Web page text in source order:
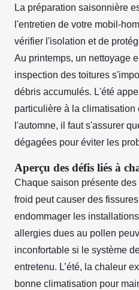
La préparation saisonnière
l'entretien de votre mobil-
vérifier l'isolation et de
Au printemps, un nettoyage
inspection des toitures
débris accumulés. L'été
particulière à la climatisation
l'automne, il faut s'assurer
dégagées pour éviter les
Aperçu des défis liés à
Chaque saison présente
froid peut causer des
endommager les
allergies dues au pollen
inconfortable si le système
entretenu. L’été, la chaleur
bonne climatisation pour